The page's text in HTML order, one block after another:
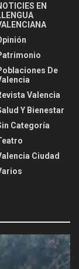
EN
De
Valencia
Y Bienestar
Categoría
Ciudad